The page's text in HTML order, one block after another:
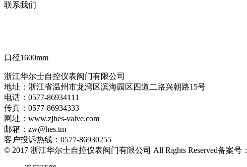
联系我们
口径1600mm
浙江华尔士自控仪表阀门有限公司
地址：浙江省温州市龙湾区滨海园区四道二路兴朝路15号
电话：0577-86934111
传真：0577-86934333
网址：www.zjhes-valve.com
邮箱：zw@hes.tm
客户投诉热线：0577-86930255
© 2017 浙江华尔士自控仪表阀门有限公司 All Rights Reserved备案号：